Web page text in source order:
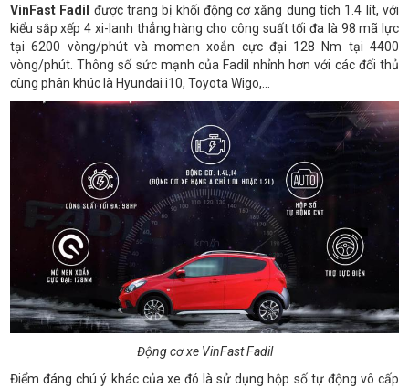
VinFast Fadil
được trang bị khối động cơ xăng dung tích 1.4 lít, với
kiểu sắp xếp 4 xi-lanh thẳng hàng cho công suất tối đa là 98 mã lực
tại 6200 vòng/phút và momen xoắn cực đại 128 Nm tại 4400
vòng/phút. Thông số sức mạnh của Fadil nhỉnh hơn với các đối thủ
cùng phân khúc là Hyundai i10, Toyota Wigo,...
Động cơ xe VinFast Fadil
Điểm đáng chú ý khác của xe đó là sử dụng hộp số tự động vô cấp